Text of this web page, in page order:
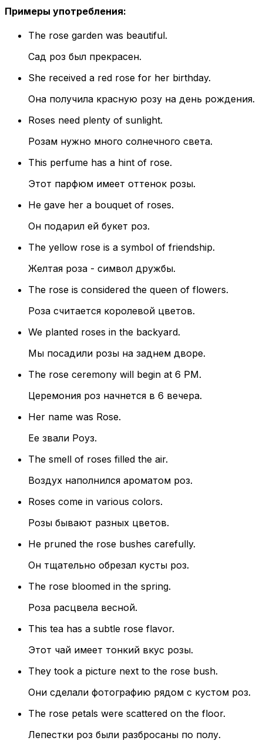
Примеры употребления:
The rose garden was beautiful.
Сад роз был прекрасен.
She received a red rose for her birthday.
Она получила красную розу на день рождения.
Roses need plenty of sunlight.
Розам нужно много солнечного света.
This perfume has a hint of rose.
Этот парфюм имеет оттенок розы.
He gave her a bouquet of roses.
Он подарил ей букет роз.
The yellow rose is a symbol of friendship.
Желтая роза - символ дружбы.
The rose is considered the queen of flowers.
Роза считается королевой цветов.
We planted roses in the backyard.
Мы посадили розы на заднем дворе.
The rose ceremony will begin at 6 PM.
Церемония роз начнется в 6 вечера.
Her name was Rose.
Ее звали Роуз.
The smell of roses filled the air.
Воздух наполнился ароматом роз.
Roses come in various colors.
Розы бывают разных цветов.
He pruned the rose bushes carefully.
Он тщательно обрезал кусты роз.
The rose bloomed in the spring.
Роза расцвела весной.
This tea has a subtle rose flavor.
Этот чай имеет тонкий вкус розы.
They took a picture next to the rose bush.
Они сделали фотографию рядом с кустом роз.
The rose petals were scattered on the floor.
Лепестки роз были разбросаны по полу.